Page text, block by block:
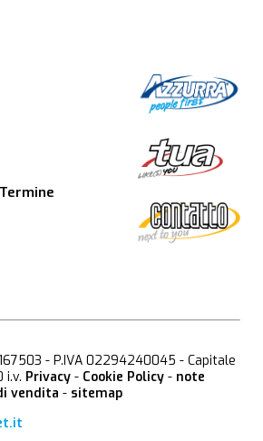
- P.IVA 02294240045 - Capitale
i.v. Privacy - Cookie Policy - note
vendita - sitemap